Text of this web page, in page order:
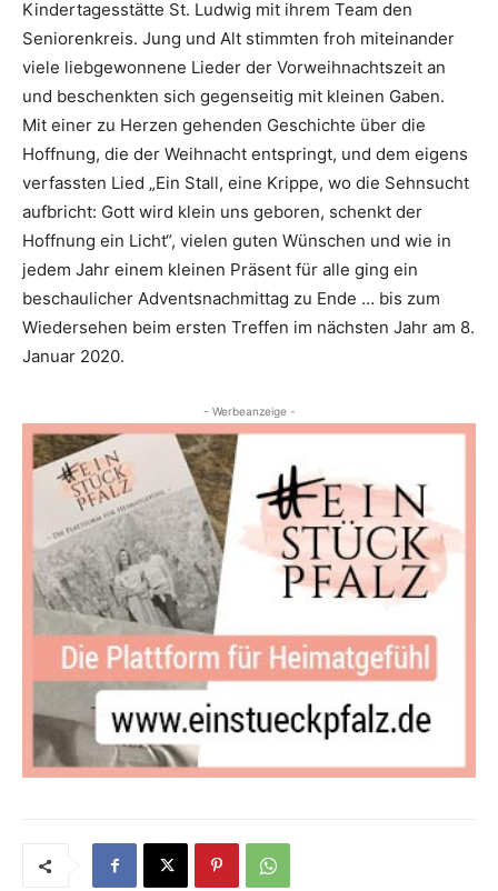
Kindertagesstätte St. Ludwig mit ihrem Team den
Seniorenkreis. Jung und Alt stimmten froh miteinander
viele liebgewonnene Lieder der Vorweihnachtszeit an
und beschenkten sich gegenseitig mit kleinen Gaben.
Mit einer zu Herzen gehenden Geschichte über die
Hoffnung, die der Weihnacht entspringt, und dem eigens
verfassten Lied „Ein Stall, eine Krippe, wo die Sehnsucht
aufbricht: Gott wird klein uns geboren, schenkt der
Hoffnung ein Licht“, vielen guten Wünschen und wie in
jedem Jahr einem kleinen Präsent für alle ging ein
beschaulicher Adventsnachmittag zu Ende … bis zum
Wiedersehen beim ersten Treffen im nächsten Jahr am 8.
Januar 2020.
- Werbeanzeige -